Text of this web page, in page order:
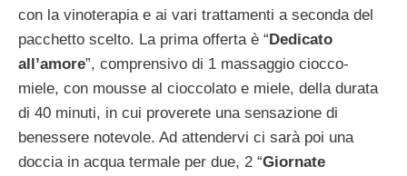
con la vinoterapia e ai vari trattamenti a seconda del
pacchetto scelto. La prima offerta è “Dedicato
all’amore”, comprensivo di 1 massaggio ciocco-
miele, con mousse al cioccolato e miele, della durata
di 40 minuti, in cui proverete una sensazione di
benessere notevole. Ad attendervi ci sarà poi una
doccia in acqua termale per due, 2 “Giornate